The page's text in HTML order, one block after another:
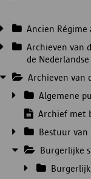
Ancien
Archieven van
de
Archieven van
Algemene
Archief met
Bestuur van
Burgerlijke